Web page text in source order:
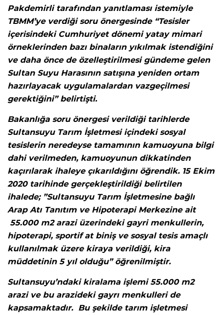
Pakdemirli tarafından yanıtlaması istemiyle
TBMM’ye verdiği soru önergesinde “Tesisler
içerisindeki Cumhuriyet dönemi yatay mimari
örneklerinden bazı binaların yıkılmak istendiğini
ve daha önce de özelleştirilmesi gündeme gelen
Sultan Suyu Harasının satışına yeniden ortam
hazırlayacak uygulamalardan vazgeçilmesi
gerektiğini” belirtişti.
Bakanlığa soru önergesi verildiği tarihlerde
Sultansuyu Tarım İşletmesi içindeki sosyal
tesislerin neredeyse tamamının kamuoyuna bilgi
dahi verilmeden, kamuoyunun dikkatinden
kaçırılarak ihaleye çıkarıldığını öğrendik. 15 Ekim
2020 tarihinde gerçekleştirildiği belirtilen
ihalede; ”Sultansuyu Tarım İşletmesine bağlı
Arap Atı Tanıtım ve Hipoterapi Merkezine ait
55.000 m2 arazi üzerindeki gayri menkullerin,
hipoterapi, sportif at biniş ve sosyal tesis amaçlı
kullanılmak üzere kiraya verildiği, kira
müddetinin 5 yıl olduğu” öğrenilmiştir.
Sultansuyu’ndaki kiralama işlemi 55.000 m2
arazi ve bu arazideki gayrı menkulleri de
kapsamaktadır. Bu şekilde tarım işletmesi